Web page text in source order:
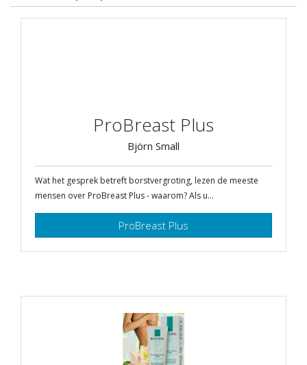
ProBreast Plus
Björn Small
Wat het gesprek betreft borstvergroting, lezen de meeste
mensen over ProBreast Plus - waarom? Als u...
ProBreast Plus